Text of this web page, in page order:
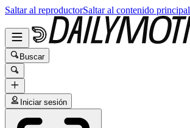
Saltar al reproductorSaltar al contenido principal
Buscar
Iniciar sesión